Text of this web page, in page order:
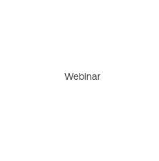
Webinar